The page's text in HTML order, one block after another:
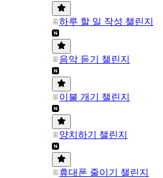
하루 할 일 작성 챌린지
음악 듣기 챌린지
이불 개기 챌린지
양치하기 챌린지
휴대폰 줄이기 챌린지